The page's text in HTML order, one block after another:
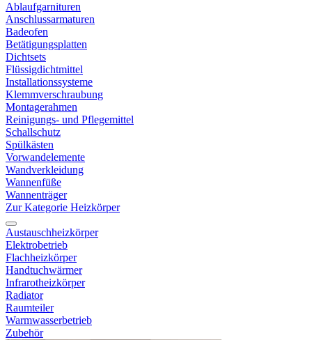
Ablaufgarnituren
Anschlussarmaturen
Badeofen
Betätigungsplatten
Dichtsets
Flüssigdichtmittel
Installationssysteme
Klemmverschraubung
Montagerahmen
Reinigungs- und Pflegemittel
Schallschutz
Spülkästen
Vorwandelemente
Wandverkleidung
Wannenfüße
Wannenträger
Zur Kategorie Heizkörper
Austauschheizkörper
Elektrobetrieb
Flachheizkörper
Handtuchwärmer
Infrarotheizkörper
Radiator
Raumteiler
Warmwasserbetrieb
Zubehör